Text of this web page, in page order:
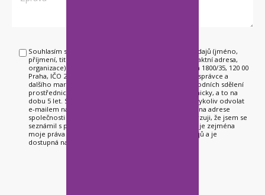
Souhlasím se zpracováním poskytnutých osobních údajů (jméno,
příjmení, titul, e-mailová adresa, telefonní číslo, kontaktní adresa,
organizace) společnosti HDL Automation s.r.o., Italská 1800/35, 120 00
Praha, IČO 25115103 za účelem zařazení do databáze správce a
dalšího marketingového zpracování, tj. zasílání obchodních sdělení
prostřednictvím elektronických prostředků či telefonicky, a to na
dobu 5 let. Souhlas uděluji dobrovolně a mohu jej kdykoliv odvolat
e-mailem na info@hdl-automation.cz nebo písemně na adrese
společnosti HDL Automation. Tímto souhlasem potvrzuji, že jsem se
seznámil s politikou ochrany soukromí, která obsahuje zejména
moje práva vztahující se ke zpracování osobních údajů a je
dostupná na www.hdl-automation.cz.: